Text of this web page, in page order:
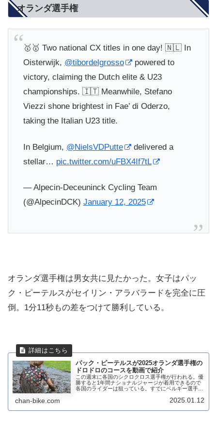
オランダ選手権
🥇🥇 Two national CX titles in one day! 🇳🇱 In
Oisterwijk, @tibordelgrosso
powered to
victory, claiming the Dutch elite & U23
championships. 🇮🇹 Meanwhile, Stefano
Viezzi shone brightest in Fae’ di Oderzo,
taking the Italian U23 title.
In Belgium, @NielsVDPutte
delivered a
stellar… pic.twitter.com/uFBX4If7tL
— Alpecin-Deceuninck Cycling Team
(@AlpecinDCK) January 12, 2025
オランダ選手権は男女共に見たかった。女子はパッ
ク・ピーテルスがセイリン・アラバラードを完全に圧
倒。1分11秒もの差をつけて勝利している。
パック・ピーテルスが2025オランダ選手権の
ドロドロのコースを動画で紹介
この週末に各国のシクロクロス選手権が行われる。優
勝すると1年間ナショナルジャージが着用できるので
各国のライダーは狙っている。すでにベルギー選手権
ノルベルト・リベロルが勝利している。今週末はオ
chan-bike.com 2025.01.12